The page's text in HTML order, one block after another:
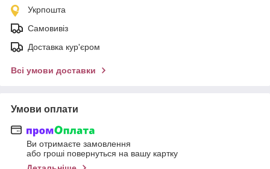
Укрпошта
Самовивіз
Доставка кур'єром
Всі умови доставки
Умови оплати
Ви отримаєте замовлення
або гроші повернуться на вашу картку